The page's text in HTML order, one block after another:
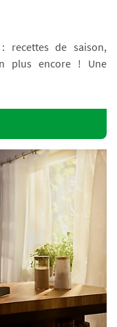
recettes de saison,
plus encore ! Une